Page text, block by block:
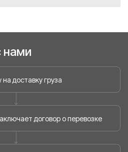
нами
доставку груза
договор о перевозке